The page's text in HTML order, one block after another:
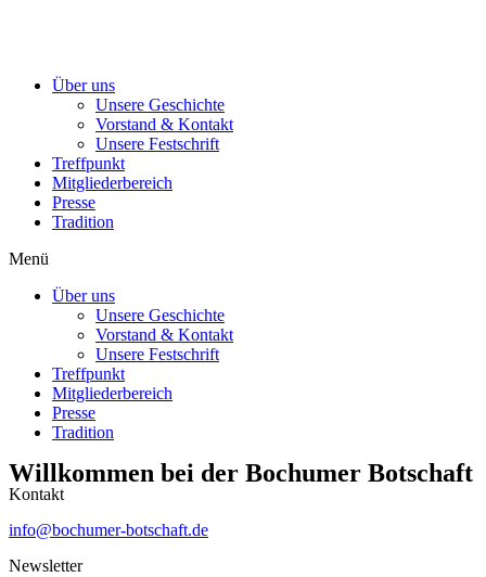
Über uns
Unsere Geschichte
Vorstand & Kontakt
Unsere Festschrift
Treffpunkt
Mitgliederbereich
Presse
Tradition
Menü
Über uns
Unsere Geschichte
Vorstand & Kontakt
Unsere Festschrift
Treffpunkt
Mitgliederbereich
Presse
Tradition
Willkommen bei der Bochumer Botschaft
Kontakt
info@bochumer-botschaft.de
Newsletter